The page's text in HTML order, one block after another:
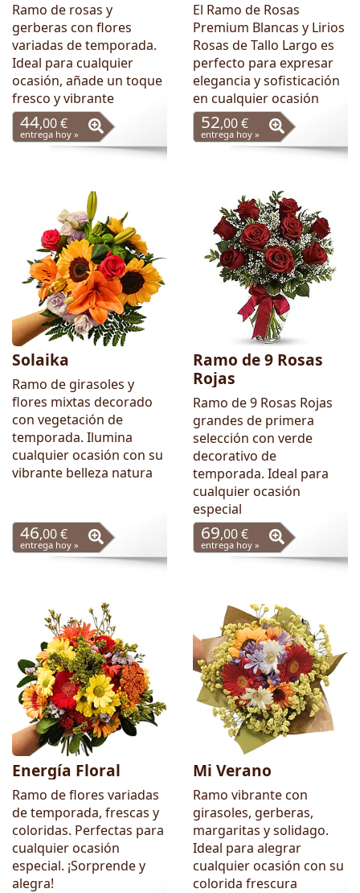
Ramo de rosas y
gerberas con flores
variadas de temporada.
Ideal para cualquier
ocasión, añade un toque
fresco y vibrante
44,00 €
entrega hoy »
El Ramo de Rosas
Premium Blancas y Lirios
Rosas de Tallo Largo es
perfecto para expresar
elegancia y sofisticación
en cualquier ocasión
52,00 €
entrega hoy »
Solaika
Ramo de girasoles y
flores mixtas decorado
con vegetación de
temporada. Ilumina
cualquier ocasión con su
vibrante belleza natura
46,00 €
entrega hoy »
Ramo de 9 Rosas
Rojas
Ramo de 9 Rosas Rojas
grandes de primera
selección con verde
decorativo de
temporada. Ideal para
cualquier ocasión
especial
69,00 €
entrega hoy »
Energía Floral
Ramo de flores variadas
de temporada, frescas y
coloridas. Perfectas para
cualquier ocasión
especial. ¡Sorprende y
alegra!
Mi Verano
Ramo vibrante con
girasoles, gerberas,
margaritas y solidago.
Ideal para alegrar
cualquier ocasión con su
colorida frescura